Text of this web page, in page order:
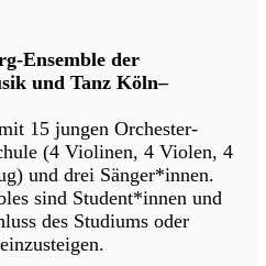
Ensemble der
und Tanz Köln–
15 jungen Orchester-
(4 Violinen, 4 Violen, 4
und drei Sänger*innen.
sind Student*innen und
des Studiums oder